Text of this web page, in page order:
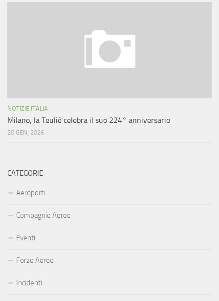
NOTIZIE ITALIA
Milano, la Teulié celebra il suo 224° anniversario
20 GEN, 2026
CATEGORIE
Aeroporti
Compagnie Aeree
Eventi
Forze Aeree
Incidenti